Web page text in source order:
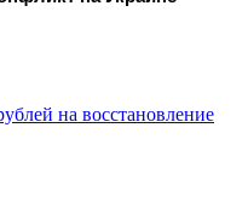
на восстановление